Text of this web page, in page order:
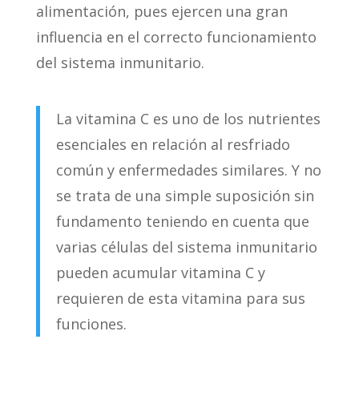
alimentación, pues ejercen una gran
influencia en el correcto funcionamiento
del sistema inmunitario.
La vitamina C es uno de los nutrientes
esenciales en relación al resfriado
común y enfermedades similares. Y no
se trata de una simple suposición sin
fundamento teniendo en cuenta que
varias células del sistema inmunitario
pueden acumular vitamina C y
requieren de esta vitamina para sus
funciones.